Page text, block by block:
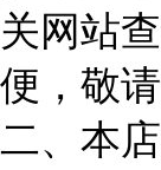
关网站
便，敬
二、本